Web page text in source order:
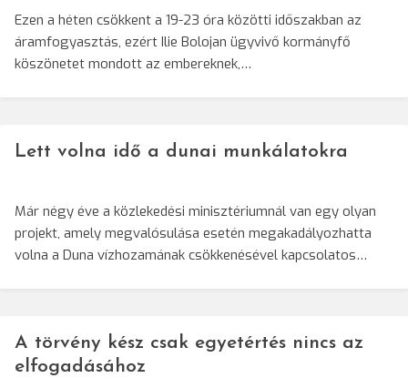
Ezen a héten csökkent a 19-23 óra közötti időszakban az
áramfogyasztás, ezért Ilie Bolojan ügyvivő kormányfő
köszönetet mondott az embereknek,…
Lett volna idő a dunai munkálatokra
Már négy éve a közlekedési minisztériumnál van egy olyan
projekt, amely megvalósulása esetén megakadályozhatta
volna a Duna vízhozamának csökkenésével kapcsolatos…
A törvény kész csak egyetértés nincs az
elfogadásához